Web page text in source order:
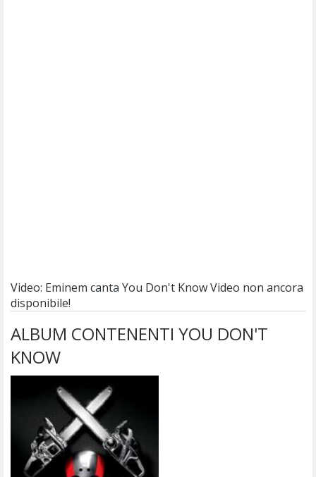
Video: Eminem canta You Don't KnowVideo non ancora
disponibile!
ALBUM CONTENENTI YOU DON'T
KNOW